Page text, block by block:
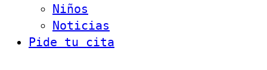
Niños
Noticias
Pide tu cita